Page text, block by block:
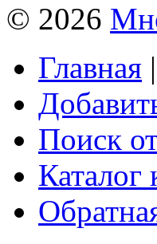
© 2026
Главная |
Поиск
Каталог